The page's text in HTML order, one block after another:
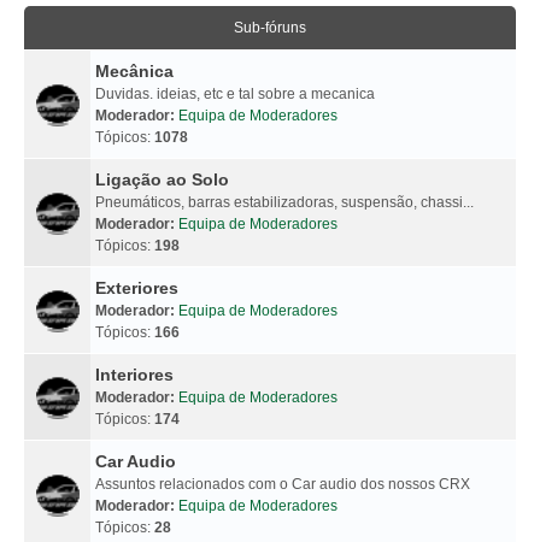
Sub-fóruns
Mecânica
Duvidas. ideias, etc e tal sobre a mecanica
Moderador: Equipa de Moderadores
Tópicos: 1078
Ligação ao Solo
Pneumáticos, barras estabilizadoras, suspensão, chassi...
Moderador: Equipa de Moderadores
Tópicos: 198
Exteriores
Moderador: Equipa de Moderadores
Tópicos: 166
Interiores
Moderador: Equipa de Moderadores
Tópicos: 174
Car Audio
Assuntos relacionados com o Car audio dos nossos CRX
Moderador: Equipa de Moderadores
Tópicos: 28